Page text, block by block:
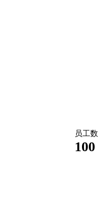
员工数
100